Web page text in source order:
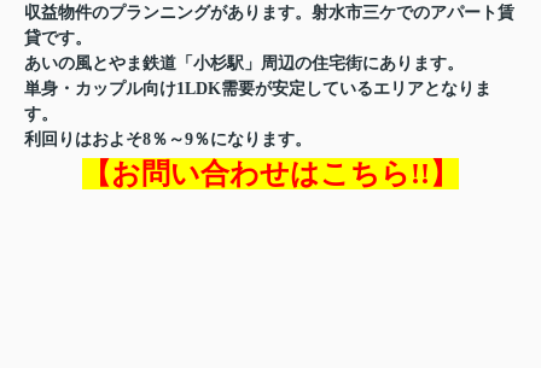
収益物件のプランニングがあります。射水市三ケでのアパート賃
貸です。
あいの風とやま鉄道「小杉駅」周辺の住宅街にあります。
単身・カップル向け1LDK需要が安定しているエリアとなりま
す。
利回りはおよそ8％～9％になります。
【お問い合わせはこちら!!】